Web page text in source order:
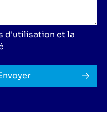
d'utilisation et la